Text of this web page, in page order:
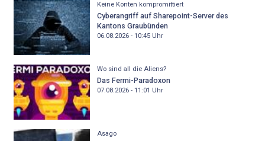
Keine Konten kompromittiert
Cyberangriff auf Sharepoint-Server des
Kantons Graubünden
06.08.2026 - 10:45Uhr
Wo sind all die Aliens?
Das Fermi-Paradoxon
07.08.2026 - 11:01 Uhr
Asago